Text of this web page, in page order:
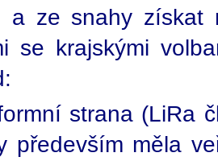
a ze snahy získat
se krajskými
strana (LiRa
především měla